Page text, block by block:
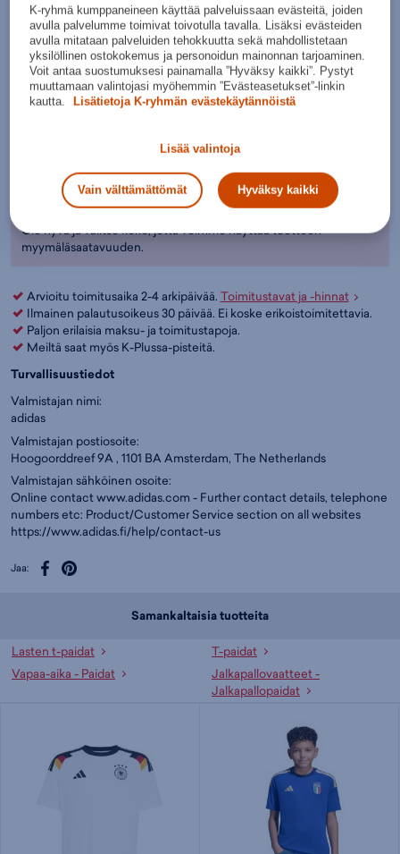
Punaine
n
Valitse koko:
128
Kokotaulukko
Tarkista saatavuus ja nouda myymälästä
Verkkokauppa: SaatavillaMyymälät: Saatavilla
Ole hyvä ja valitse koko, jotta voimme näyttää tuotteen
myymäläsaatavuuden.
Arvioitu toimitusaika 2-4 arkipäivää. Toimitustavat ja -hinnat
Ilmainen palautusoikeus 30 päivää. Ei koske erikoistoimitettavia.
Paljon erilaisia maksu- ja toimitustapoja.
Meiltä saat myös K-Plussa-pisteitä.
Turvallisuustiedot
Valmistajan nimi:
adidas
Valmistajan postiosoite:
Hoogoorddreef 9A , 1101 BA Amsterdam, The Netherlands
Valmistajan sähköinen osoite:
Online contact www.adidas.com - Further contact details, telephone
numbers etc: Product/Customer Service section on all websites
https://www.adidas.fi/help/contact-us
Jaa:
Samankaltaisia tuotteita
Lasten t-paidat
T-paidat
Vapaa-aika - Paidat
Jalkapallovaatteet -
Jalkapallopaidat
K-ryhmä kumppaneineen käyttää palveluissaan evästeitä, joiden
avulla palvelumme toimivat toivotulla tavalla. Lisäksi evästeiden
avulla mitataan palveluiden tehokkuutta sekä mahdollistetaan
yksilöllinen ostokokemus ja personoidun mainonnan tarjoaminen.
Voit antaa suostumuksesi painamalla ”Hyväksy kaikki”. Pystyt
muuttamaan valintojasi myöhemmin ”Evästeasetukset”-linkin
kautta.
Lisätietoja K-ryhmän evästekäytännöistä
Lisää valintoja
Vain välttämättömät Hyväksy kaikki